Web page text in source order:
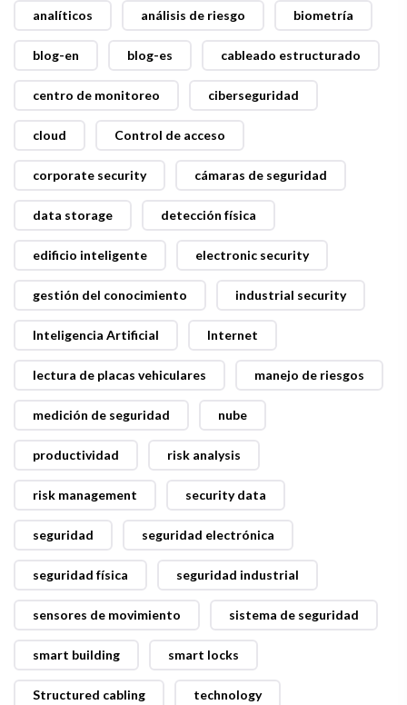
analíticos análisis de riesgo biometría
blog-en blog-es cableado estructurado
centro de monitoreo ciberseguridad
cloud Control de acceso
corporate security cámaras de seguridad
data storage detección física
edificio inteligente electronic security
gestión del conocimiento industrial security
Inteligencia Artificial Internet
lectura de placas vehiculares manejo de riesgos
medición de seguridad nube
productividad risk analysis
risk management security data
seguridad seguridad electrónica
seguridad física seguridad industrial
sensores de movimiento sistema de seguridad
smart building smart locks
Structured cabling technology